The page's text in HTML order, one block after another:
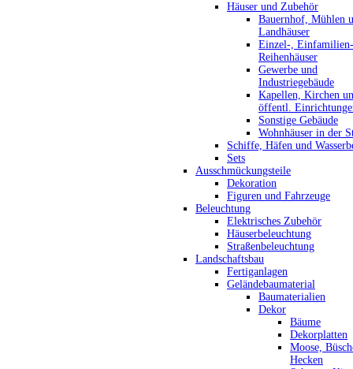
Häuser und Zubehör
Bauernhof, Mühlen
Landhäuser
Einzel-,
Reihenhäuser
Gewerbe und
Industriegebäude
Kapellen, Kirchen
öffentl.
Sonstige Gebäude
Wohnhäuser in der
Schiffe, Häfen und
Sets
Ausschmückungsteile
Dekoration
Figuren und Fahrzeuge
Beleuchtung
Elektrisches Zubehör
Häuserbeleuchtung
Straßenbeleuchtung
Landschaftsbau
Fertiganlagen
Geländebaumaterial
Baumaterialien
Dekor
Bäume
Dekorplatten
Moose,
Hecken